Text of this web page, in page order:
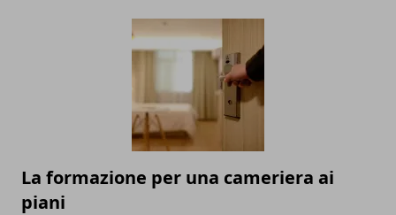
La formazione per una cameriera ai
piani